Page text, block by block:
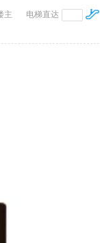
电梯直达
主